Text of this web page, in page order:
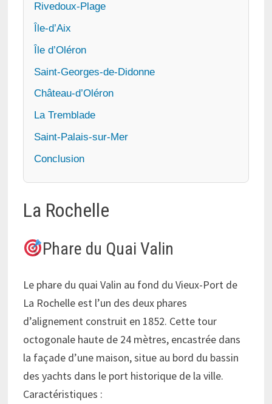
Rivedoux-Plage
Île-d’Aix
Île d’Oléron
Saint-Georges-de-Didonne
Château-d’Oléron
La Tremblade
Saint-Palais-sur-Mer
Conclusion
La Rochelle
Phare du Quai Valin
Le phare du quai Valin au fond du Vieux-Port de
La Rochelle est l’un des deux phares
d’alignement construit en 1852. Cette tour
octogonale haute de 24 mètres, encastrée dans
la façade d’une maison, situe au bord du bassin
des yachts dans le port historique de la ville.
Caractéristiques :